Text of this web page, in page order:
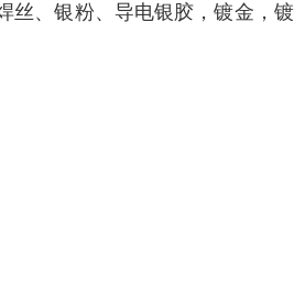
丝、银粉、导电银胶，镀金，